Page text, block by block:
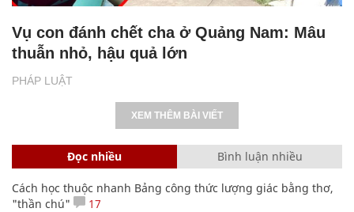
PHÁP LUẬT
Vụ con đánh chết cha ở Quảng Nam: Mâu
thuẫn nhỏ, hậu quả lớn
XEM THÊM BÀI VIẾT
Đọc nhiều Bình luận nhiều
Cách học thuộc nhanh Bảng công thức lượng giác bằng thơ,
"thần chú"
17